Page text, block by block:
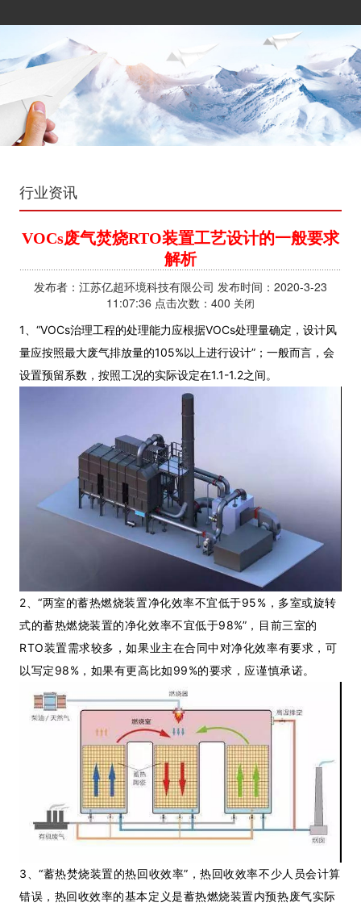
行业资讯
VOCs废气焚烧RTO装置工艺设计的一般要求
解析
发布者：江苏亿超环境科技有限公司 发布时间：2020-3-23
11:07:36 点击次数：400 关闭
1、“VOCs治理工程的处理能力应根据VOCs处理量确定，设计风
量应按照最大废气排放量的105%以上进行设计”；一般而言，会
设置预留系数，按照工况的实际设定在1.1-1.2之间。
2、“两室的蓄热燃烧装置净化效率不宜低于95%，多室或旋转
式的蓄热燃烧装置的净化效率不宜低于98%”，目前三室的
RTO装置需求较多，如果业主在合同中对净化效率有要求，可
以写定98%，如果有更高比如99%的要求，应谨慎承诺。
3、“蓄热焚烧装置的热回收效率”，热回收效率不少人员会计算
错误，热回收效率的基本定义是蓄热燃烧装置内预热废气实际